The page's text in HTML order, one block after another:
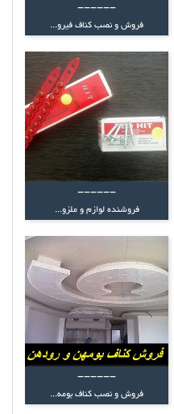
------
فروش و نصب کناف فیرو...
------
فروشنده لوازم و ملزو...
------
فروش و نصب کناف بومه...